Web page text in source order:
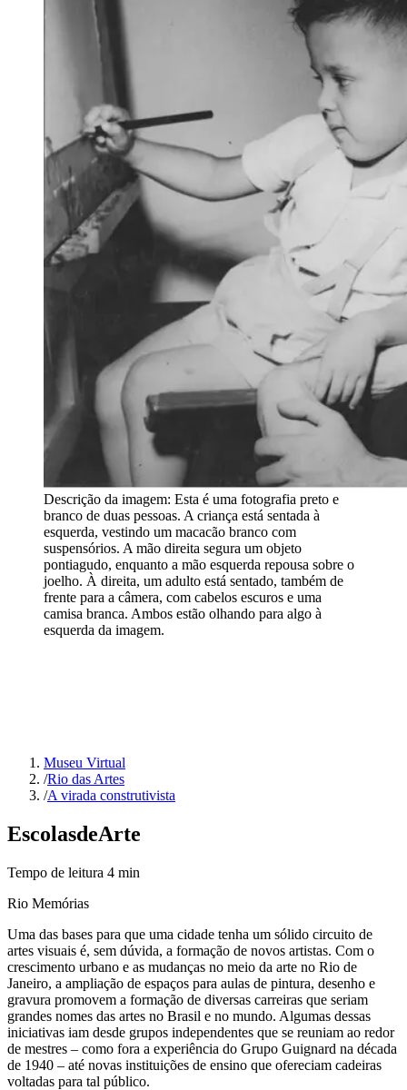
Descrição da imagem: Esta é uma fotografia preto e
branco de duas pessoas. A criança está sentada à
esquerda, vestindo um macacão branco com
suspensórios. A mão direita segura um objeto
pontiagudo, enquanto a mão esquerda repousa sobre o
joelho. À direita, um adulto está sentado, também de
frente para a câmera, com cabelos escuros e uma
camisa branca. Ambos estão olhando para algo à
esquerda da imagem.
Museu Virtual
/Rio das Artes
/A virada construtivista
EscolasdeArte
Tempo de leitura 4 min
Rio Memórias
Uma das bases para que uma cidade tenha um sólido circuito de
artes visuais é, sem dúvida, a formação de novos artistas. Com o
crescimento urbano e as mudanças no meio da arte no Rio de
Janeiro, a ampliação de espaços para aulas de pintura, desenho e
gravura promovem a formação de diversas carreiras que seriam
grandes nomes das artes no Brasil e no mundo. Algumas dessas
iniciativas iam desde grupos independentes que se reuniam ao redor
de mestres – como fora a experiência do Grupo Guignard na década
de 1940 – até novas instituições de ensino que ofereciam cadeiras
voltadas para tal público.